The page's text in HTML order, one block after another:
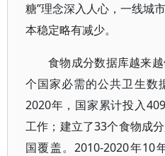
糖”理念深入人心，一线城
本稳定略有减少。
食物成分数据库越来
个国家必需的公共卫生数
2020年，国家累计投入
工作；建立了33个食物成
国覆盖。2010-2020年10